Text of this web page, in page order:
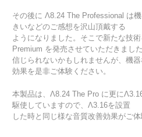
その後に Λ8.24 The Professional は
きいなどのご感想を沢山頂戴する
ようになりました。そこで新たな技
Premium を発売させていただきました
信じられないかもしれませんが、機
効果を是非ご体験ください。
本製品は、Λ8.24 The Pro に更に
駆使していますので、Λ3.16を設置
した時と同じ様な音質改善効果がご体